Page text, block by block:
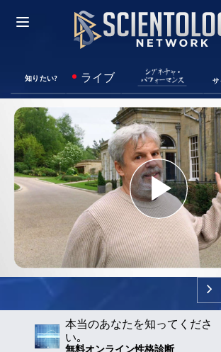
知りたい? ライブ
Play
Video
本当のあなたを知ってくださ
い｡